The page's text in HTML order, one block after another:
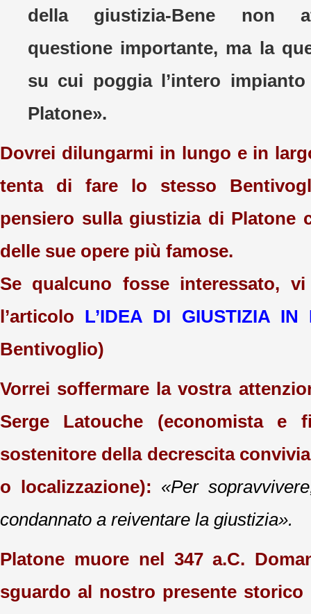
della giustizia-Bene non
questione importante, ma la
su cui poggia l’intero
Platone».
Dovrei dilungarmi in lungo e in
tenta di fare lo stesso
pensiero sulla giustizia di Platone
delle sue opere più famose.
Se qualcuno fosse interessato,
l’articolo L’IDEA DI GIUSTIZIA IN
Bentivoglio)
Vorrei soffermare la vostra
Serge Latouche (economista e
sostenitore della decrescita
o localizzazione): «Per
condannato a reiventare la giustizia».
Platone muore nel 347 a.C.
sguardo al nostro presente storico